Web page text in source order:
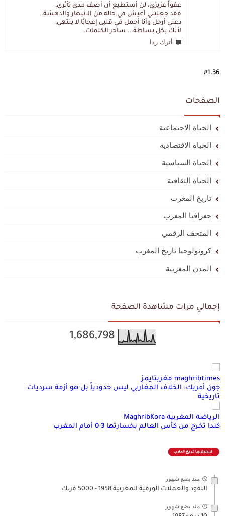
عفواً عزيزي، لن أستطيع أن أصف مدى تأثري،
فقد جعلتني أعيش في حالة من الانبهار والدهشة.
دعني أرحل وأنا أحمل في قلبي إعجابًا لا ينتهي،
لأنك بكل بساطة... ساحر الكلمات.
أترك ردا
#1.36
الصفحات
الحياة الاجتماعية
الحياة الاقتصادية
الحياة السياسية
الحياة الثقافية
تاريخ المغرب
جغرافيا المغرب
المتحف الرقمي
كرونولوجيا تاريخ المغرب
المدن المغربية
إجمالي مرات مشاهدة الصفحة
1,686,798
maghribtimes مغربتايمز
جون أفريك: الخلاف المغاربي ليس حدودياً بل هو أزمة سرديات
تاريخية
الرياضة المغربية MaghribKora
كندا تخرج من كأس العالم بخسارتها 3-0 أمام المغرب
منذ بضع شهور
النقود والعملات الورقية المغربية 1958 - 5000 فرنك
منذ بضع شهور